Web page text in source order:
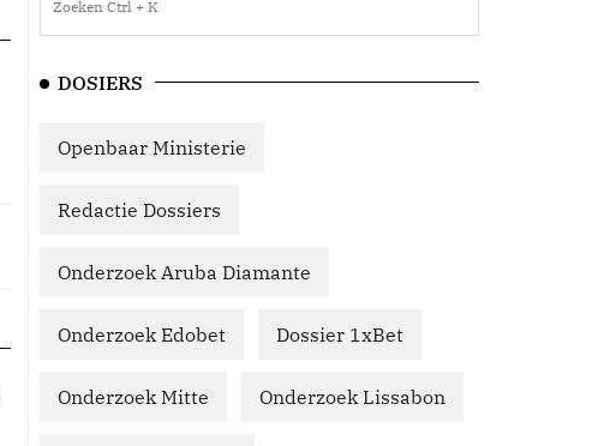
DOSIERS
Openbaar Ministerie
Redactie Dossiers
Onderzoek Aruba Diamante
Onderzoek Edobet Dossier 1xBet
Onderzoek Mitte Onderzoek Lissabon